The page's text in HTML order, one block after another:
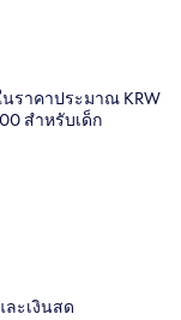
ราคาประมาณ KRW
สำหรับเด็ก
ะเงินสด